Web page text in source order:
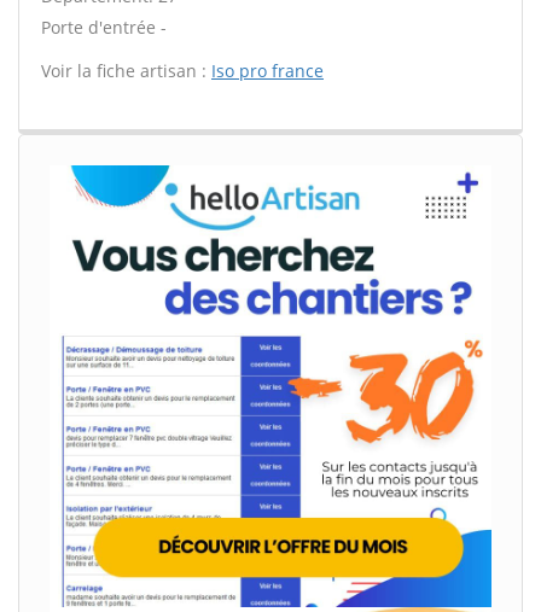
Porte d'entrée -
Voir la fiche artisan : Iso pro france